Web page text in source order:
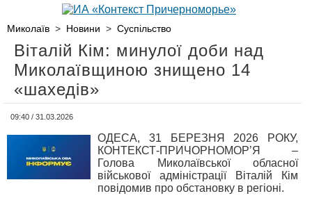
Миколаїв > Новини > Суспільство
Віталій Кім: минулої доби над
Миколаївщиною знищено 14
«шахедів»
09:40 / 31.03.2026
ОДЕСА, 31 БЕРЕЗНЯ 2026 РОКУ,
КОНТЕКСТ-ПРИЧОРНОМОР’Я –
Голова Миколаївської обласної
військової адміністрації Віталій Кім
повідомив про обстановку в регіоні.